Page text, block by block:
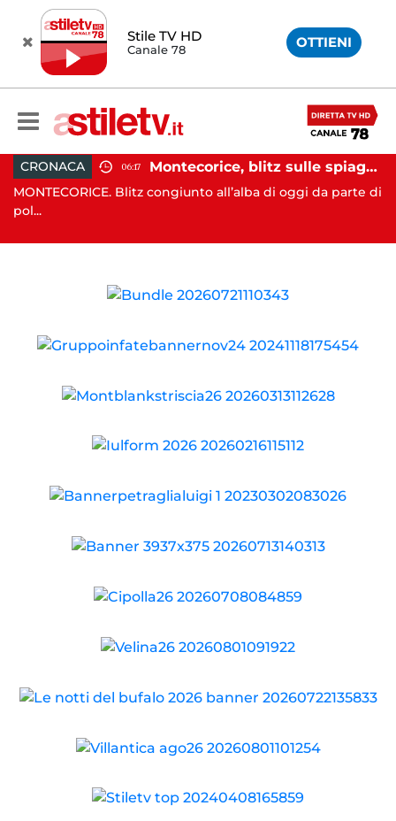
Stile TV HD
Canale 78 OTTIENI
CRONACA 06:17 Montecorice, blitz sulle spiagge libere: sequestrati oltre 300 ombrelloni e lettini lasciati sull’arenile
MONTECORICE. Blitz congiunto all’alba di oggi da parte di
pol...